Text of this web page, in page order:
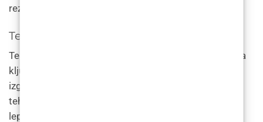
rezultati.
Tehnika ubrizgavanja i sigurnost
Tehnika ubrizgavanja koja se koristi za dermalne filera
ključna je za postizanje sigurnih rezultata prirodnog
izgleda. U Poliklinici LF liječnici koriste kombinaciju
tehnika, uključujući linearno uvlačenje niti, šrafiranje i
lepezasto, kako bi osigurali optimalne rezultate i